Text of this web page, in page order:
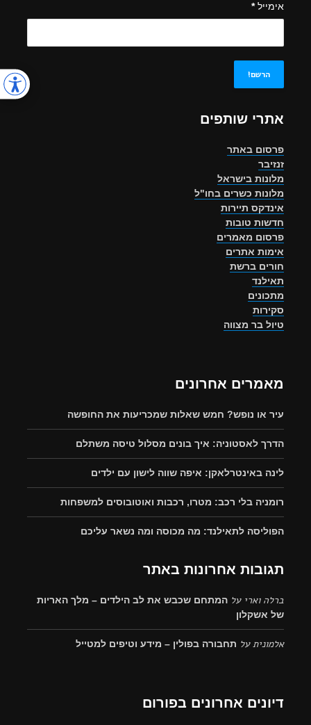
אימייל*
אתרי שותפים
פרסום באתר
זנזיבר
מלונות בישראל
מלונות כשרים בחו"ל
אינדקס תיירות
חדשות טובות
פרסום מאמרים
אימות אתרים
חורים ברשת
תאילנד
מתכונים
סקירות
טיול בר מצווה
מאמרים אחרונים
עיר או נופש? חמש שאלות שמכריעות את החופשה
הדרך לאסטוניה: איך בונים מסלול טיסה משתלם
לינה באינטרלאקן: איפה שווה לישון עם ילדים
רומניה בלי רכב: מטרו, רכבות ואוטובוסים למשפחות
הפוליסה לתאילנד: מה מכוסה ומה נשאר עליכם
תגובות אחרונות באתר
ברלה וארי על המתחם שכבש את לב הילדים – מלך האריות
של אשקלון
אלמוניתעל תחבורה בפולין – מידע וטיפים למטייל
דיונים אחרונים בפורום